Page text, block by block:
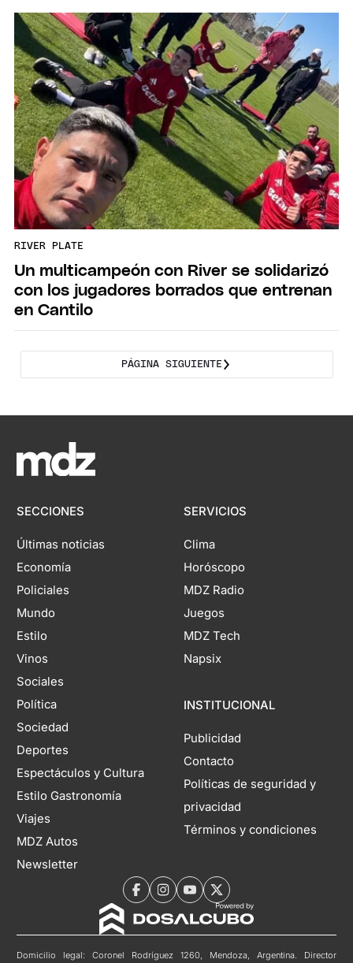
RIVER PLATE
Un multicampeón con River se solidarizó
con los jugadores borrados que entrenan
en Cantilo
PÁGINA SIGUIENTE
SECCIONES
Últimas noticias
Economía
Policiales
Mundo
Estilo
Vinos
Sociales
Política
Sociedad
Deportes
Espectáculos y Cultura
Estilo Gastronomía
Viajes
MDZ Autos
Newsletter
SERVICIOS
Clima
Horóscopo
MDZ Radio
Juegos
MDZ Tech
Napsix
INSTITUCIONAL
Publicidad
Contacto
Políticas de seguridad y
privacidad
Términos y condiciones
Domicilio legal: Coronel Rodríguez 1260, Mendoza, Argentina. Director